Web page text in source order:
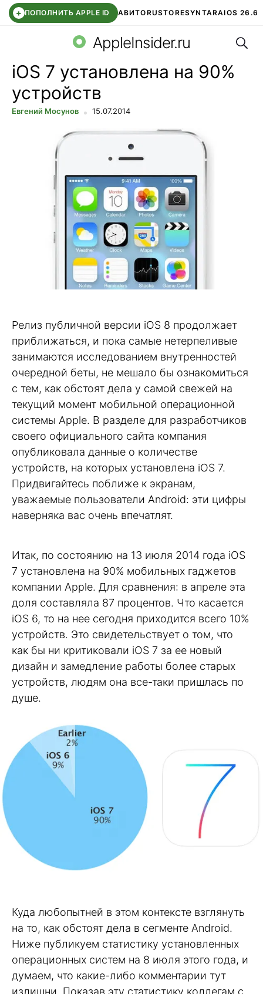
+ ПОПОЛНИТЬ APPLE ID АВИТОRUSTORESYNTARAIOS 26.6
СБЕР КИДС ЧАТ ROBLOXВТБ ОНЛАЙН
AppleInsider.ru
iOS 7 установлена на 90%
устройств
Евгений Мосунов 15.07.2014
Релиз публичной версии iOS 8 продолжает
приближаться, и пока самые нетерпеливые
занимаются исследованием внутренностей
очередной беты, не мешало бы ознакомиться
с тем, как обстоят дела у самой свежей на
текущий момент мобильной операционной
системы Apple. В разделе для разработчиков
своего официального сайта компания
опубликовала данные о количестве
устройств, на которых установлена iOS 7.
Придвигайтесь поближе к экранам,
уважаемые пользователи Android: эти цифры
наверняка вас очень впечатлят.
Итак, по состоянию на 13 июля 2014 года iOS
7 установлена на 90% мобильных гаджетов
компании Apple. Для сравнения: в апреле эта
доля составляла 87 процентов. Что касается
iOS 6, то на нее сегодня приходится всего 10%
устройств. Это свидетельствует о том, что
как бы ни критиковали iOS 7 за ее новый
дизайн и замедление работы более старых
устройств, людям она все-таки пришлась по
душе.
Куда любопытней в этом контексте взглянуть
на то, как обстоят дела в сегменте Android.
Ниже публикуем статистику установленных
операционных систем на 8 июля этого года, и
думаем, что какие-либо комментарии тут
излишни. Показав эту статистику коллегам с